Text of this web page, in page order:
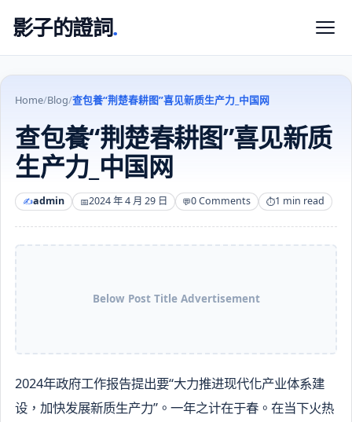
影子的證詞.
Home/Blog/查包養“荆楚春耕图”喜见新质生产力_中国网
查包養“荆楚春耕图”喜见新质
生产力_中国网
admin 2024 年 4 月 29 日 0 Comments 1 min read
Below Post Title Advertisement
2024年政府工作报告提出要“大力推进现代化产业体系建
设，加快发展新质生产力”。一年之计在于春。在当下火热